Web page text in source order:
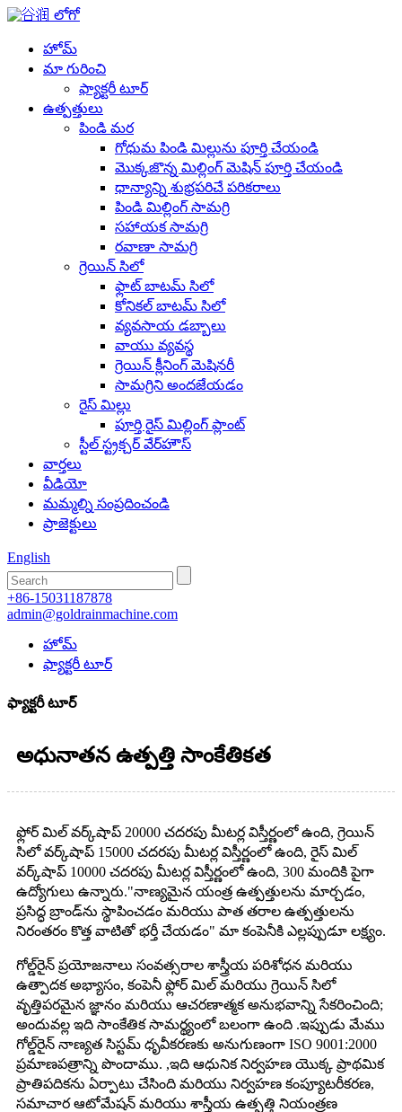
హోమ్
మా గురించి
ఫ్యాక్టరీ టూర్
ఉత్పత్తులు
పిండి మర
గోధుమ పిండి మిల్లును పూర్తి చేయండి
మొక్కజొన్న మిల్లింగ్ మెషిన్ పూర్తి చేయండి
ధాన్యాన్ని శుభ్రపరిచే పరికరాలు
పిండి మిల్లింగ్ సామగ్రి
సహాయక సామగ్రి
రవాణా సామగ్రి
గ్రెయిన్ సిలో
ఫ్లాట్ బాటమ్ సిలో
కోనికల్ బాటమ్ సిలో
వ్యవసాయ డబ్బాలు
వాయు వ్యవస్థ
గ్రెయిన్ క్లీనింగ్ మెషినరీ
సామగ్రిని అందజేయడం
రైస్ మిల్లు
పూర్తి రైస్ మిల్లింగ్ ప్లాంట్
స్టీల్ స్ట్రక్చర్ వేర్‌హౌస్
వార్తలు
వీడియో
మమ్మల్ని సంప్రదించండి
ప్రాజెక్టులు
English
+86-15031187878
admin@goldrainmachine.com
హోమ్
ఫ్యాక్టరీ టూర్
ఫ్యాక్టరీ టూర్
అధునాతన ఉత్పత్తి సాంకేతికత
ఫ్లోర్ మిల్ వర్క్‌షాప్ 20000 చదరపు మీటర్ల విస్తీర్ణంలో ఉంది, గ్రెయిన్
సిలో వర్క్‌షాప్ 15000 చదరపు మీటర్ల విస్తీర్ణంలో ఉంది, రైస్ మిల్
వర్క్‌షాప్ 10000 చదరపు మీటర్ల విస్తీర్ణంలో ఉంది, 300 మందికి పైగా
ఉద్యోగులు ఉన్నారు."నాణ్యమైన యంత్ర ఉత్పత్తులను మార్చడం,
ప్రసిద్ధ బ్రాండ్‌ను స్థాపించడం మరియు పాత తరాల ఉత్పత్తులను
నిరంతరం కొత్త వాటితో భర్తీ చేయడం" మా కంపెనీకి ఎల్లప్పుడూ లక్ష్యం.
గోల్డ్‌రైన్ ప్రయోజనాలు సంవత్సరాల శాస్త్రీయ పరిశోధన మరియు
ఉత్పాదక అభ్యాసం, కంపెనీ ఫ్లోర్ మిల్ మరియు గ్రెయిన్ సిలో
వృత్తిపరమైన జ్ఞానం మరియు ఆచరణాత్మక అనుభవాన్ని సేకరించింది;
అందువల్ల ఇది సాంకేతిక సామర్థ్యంలో బలంగా ఉంది .ఇప్పుడు మేము
గోల్డ్‌రైన్ నాణ్యత సిస్టమ్ ధృవీకరణకు అనుగుణంగా ISO 9001:2000
ప్రమాణపత్రాన్ని పొందాము. ,ఇది ఆధునిక నిర్వహణ యొక్క ప్రాథమిక
ప్రాతిపదికను ఏర్పాటు చేసింది మరియు నిర్వహణ కంప్యూటరీకరణ,
సమాచార ఆటోమేషన్ మరియు శాస్త్రీయ ఉత్పత్తి నియంత్రణ